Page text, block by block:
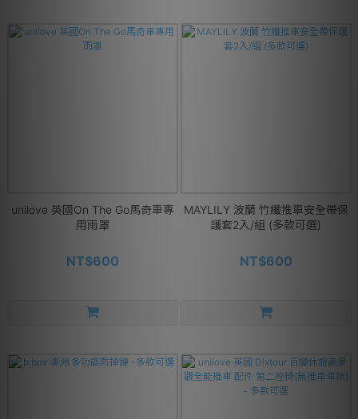
unilove 英國On The Go馬奇車專
用雨罩
NT$600
MAYLILY 波蘭 竹纖推車安全帶保
護套2入/組 (多款可選)
NT$600